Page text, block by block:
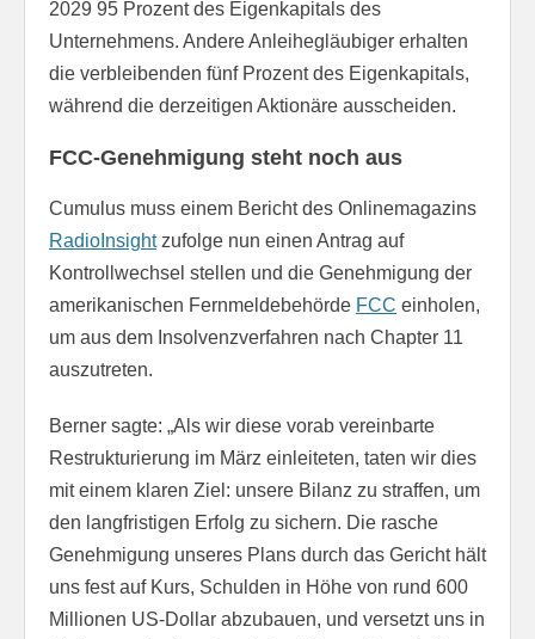
2029 95 Prozent des Eigenkapitals des
Unternehmens. Andere Anleihegläubiger erhalten
die verbleibenden fünf Prozent des Eigenkapitals,
während die derzeitigen Aktionäre ausscheiden.
FCC-Genehmigung steht noch aus
Cumulus muss einem Bericht des Onlinemagazins
RadioInsightzufolge nun einen Antrag auf
Kontrollwechsel stellen und die Genehmigung der
amerikanischen Fernmeldebehörde FCC einholen,
um aus dem Insolvenzverfahren nach Chapter 11
auszutreten.
Berner sagte: „Als wir diese vorab vereinbarte
Restrukturierung im März einleiteten, taten wir dies
mit einem klaren Ziel: unsere Bilanz zu straffen, um
den langfristigen Erfolg zu sichern. Die rasche
Genehmigung unseres Plans durch das Gericht hält
uns fest auf Kurs, Schulden in Höhe von rund 600
Millionen US-Dollar abzubauen, und versetzt uns in